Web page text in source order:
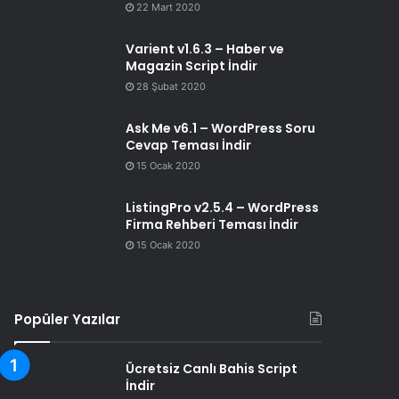
22 Mart 2020
Varient v1.6.3 – Haber ve
Magazin Script İndir
28 Şubat 2020
Ask Me v6.1 – WordPress Soru
Cevap Teması İndir
15 Ocak 2020
ListingPro v2.5.4 – WordPress
Firma Rehberi Teması İndir
15 Ocak 2020
Popüler Yazılar
Ücretsiz Canlı Bahis Script
İndir